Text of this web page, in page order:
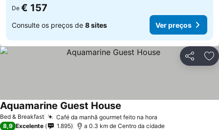
De € 157
Consulte os preços de 8 sites Ver preços
Partilhar
Bed & Breakfast Café da manhã gourmet feito na hora
Aquamarine Guest House
8,9 Excelente 1.895 a 0.3 km de Centro da cidade